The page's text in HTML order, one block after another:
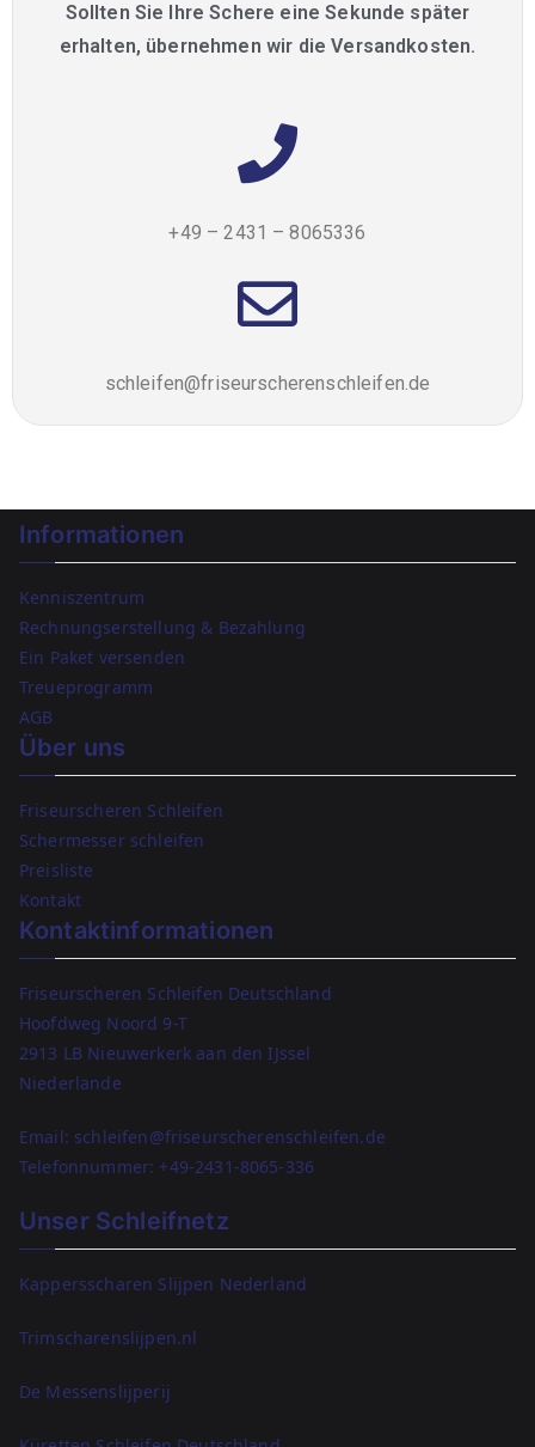
Sollten Sie Ihre Schere eine Sekunde später
erhalten, übernehmen wir die Versandkosten.
+49 – 2431 – 8065336
schleifen@friseurscherenschleifen.de
Informationen
Kenniszentrum
Rechnungserstellung & Bezahlung
Ein Paket versenden
Treueprogramm
AGB
Über uns
Friseurscheren Schleifen
Schermesser schleifen
Preisliste
Kontakt
Kontaktinformationen
Friseurscheren Schleifen Deutschland
Hoofdweg Noord 9-T
2913 LB Nieuwerkerk aan den IJssel
Niederlande
Email: schleifen@friseurscherenschleifen.de
Telefonnummer: +49-2431-8065-336
Unser Schleifnetz
Kappersscharen Slijpen Nederland
Trimscharenslijpen.nl
De Messenslijperij